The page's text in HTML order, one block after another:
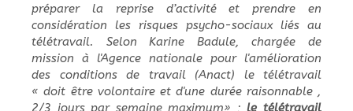
préparer la reprise d’activité et prendre en
considération les risques psycho-sociaux liés au
télétravail. Selon Karine Badule, chargée de
mission à l'Agence nationale pour l'amélioration
des conditions de travail (Anact) le télétravail
« doit être volontaire et d'une durée raisonnable ,
2/3 jours par semaine maximum» ;le télétravail